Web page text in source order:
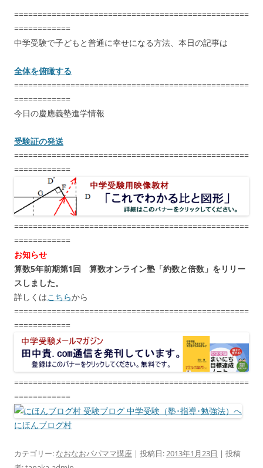
==================================================
============
中学受験で子どもと普通に幸せになる方法、本日の記事は
全体を俯瞰する
==================================================
============
今日の慶應義塾進学情報
受験証の発送
==================================================
============
==================================================
============
お知らせ
算数5年前期第1回 算数オンライン塾「約数と倍数」をリリー
スしました。
詳しくはこちらから
==================================================
============
==================================================
============
にほんブログ村
カテゴリー: なおなおパパママ講座 | 投稿日:2013年1月23日 | 投稿